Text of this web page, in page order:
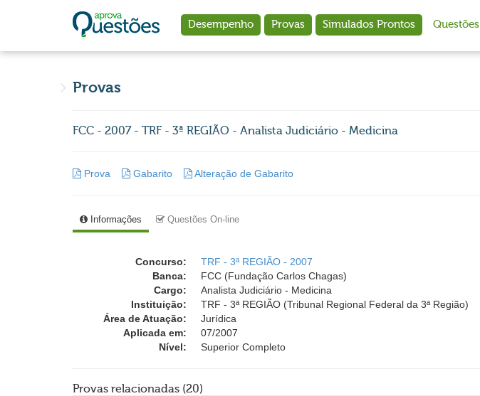
Desempenho Provas Simulados Prontos Questões
Provas
FCC - 2007 - TRF - 3ª REGIÃO - Analista Judiciário - Medicina
Prova Gabarito Alteração de Gabarito
Informações Questões On-line
Concurso:
TRF - 3ª REGIÃO - 2007
Banca:
FCC (Fundação Carlos Chagas)
Cargo:
Analista Judiciário - Medicina
Instituição:
TRF - 3ª REGIÃO (Tribunal Regional Federal da 3ª Região)
Área de Atuação:
Jurídica
Aplicada em:
07/2007
Nível:
Superior Completo
Provas relacionadas (20)